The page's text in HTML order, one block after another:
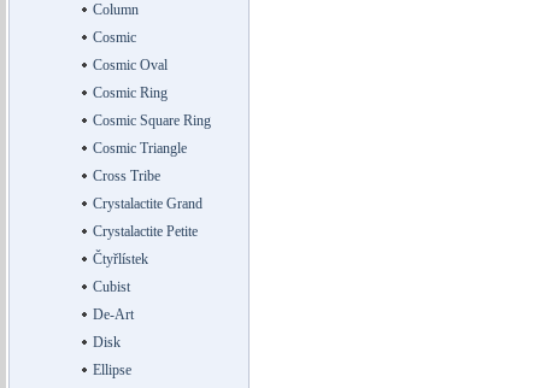
Column
Cosmic
Cosmic Oval
Cosmic Ring
Cosmic Square Ring
Cosmic Triangle
Cross Tribe
Crystalactite Grand
Crystalactite Petite
Čtyřlístek
Cubist
De-Art
Disk
Ellipse